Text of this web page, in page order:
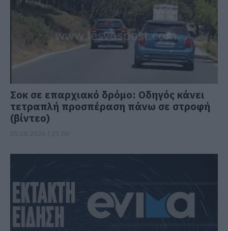
Σοκ σε επαρχιακό δρόμο: Οδηγός κάνει
τετραπλή προσπέραση πάνω σε στροφή
(βίντεο)